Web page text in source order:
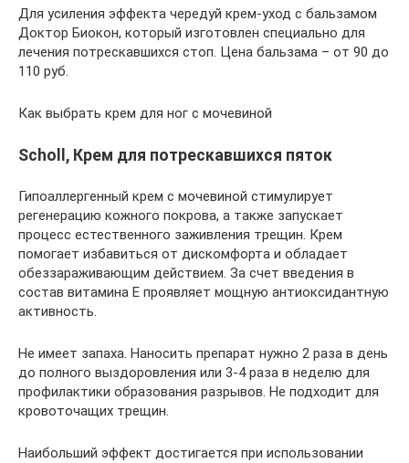
Для усиления эффекта чередуй крем-уход с бальзамом
Доктор Биокон, который изготовлен специально для
лечения потрескавшихся стоп. Цена бальзама – от 90 до
110 руб.
Как выбрать крем для ног с мочевиной
Scholl, Крем для потрескавшихся пяток
Гипоаллергенный крем с мочевиной стимулирует
регенерацию кожного покрова, а также запускает
процесс естественного заживления трещин. Крем
помогает избавиться от дискомфорта и обладает
обеззараживающим действием. За счет введения в
состав витамина Е проявляет мощную антиоксидантную
активность.
Не имеет запаха. Наносить препарат нужно 2 раза в день
до полного выздоровления или 3-4 раза в неделю для
профилактики образования разрывов. Не подходит для
кровоточащих трещин.
Наибольший эффект достигается при использовании